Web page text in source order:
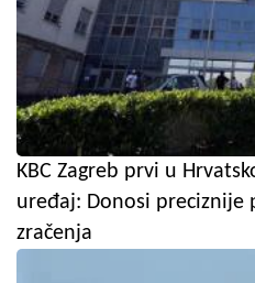
KBC Zagreb prvi u
uređaj: Donosi preciznije
zračenja